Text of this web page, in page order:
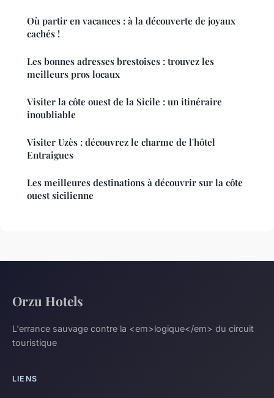
Où partir en vacances : à la découverte de joyaux
cachés !
Les bonnes adresses brestoises : trouvez les
meilleurs pros locaux
Visiter la côte ouest de la Sicile : un itinéraire
inoubliable
Visiter Uzès : découvrez le charme de l'hôtel
Entraigues
Les meilleures destinations à découvrir sur la côte
ouest sicilienne
Orzu Hotels
L'errance sauvage contre la <em>logique</em> du circuit
touristique
LIENS